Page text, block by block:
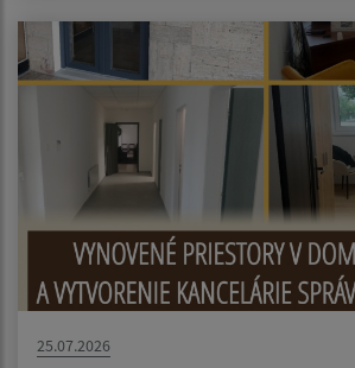
25.07.2026